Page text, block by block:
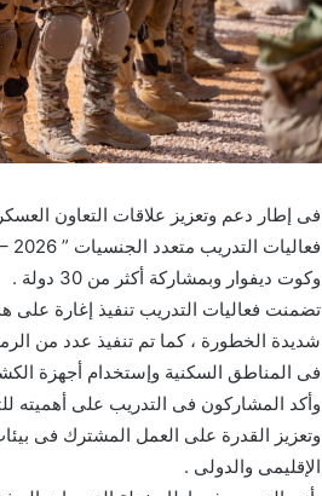
فى إطار دعم وتعزيز علاقات التعاون
وكوت ديفوار وبمشاركة أكثر من 30 دولة .
تضمنت فعاليات التدريب تنفيذ إغارة على
شديدة الخطورة ، كما تم تنفيذ عدد من
فى المناطق السكنية وإستخدام أجهزة
وأكد المشاركون فى التدريب على أهميته
وتعزيز القدرة على العمل المشترك فى
الإقليمى والدولى .